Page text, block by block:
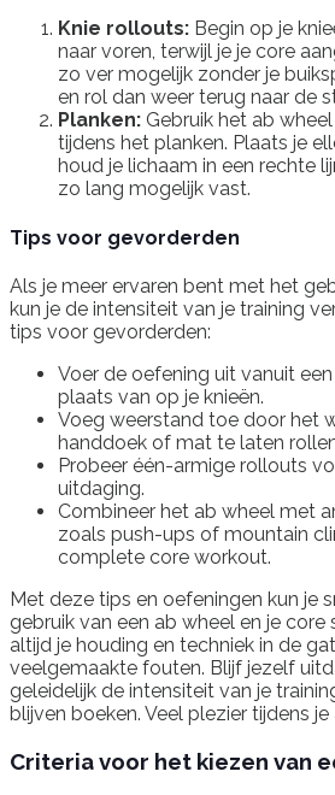
Knie rollouts: Begin op je
naar voren, terwijl je je core
zo ver mogelijk zonder je
en rol dan weer terug naar de
Planken: Gebruik het ab
tijdens het planken. Plaats je
houd je lichaam in een rechte
zo lang mogelijk vast.
Tips voor gevorderden
Als je meer ervaren bent met het
kun je de intensiteit van je training
tips voor gevorderden:
Voer de oefening uit vanuit
plaats van op je knieën.
Voeg weerstand toe door het
handdoek of mat te laten
Probeer één-armige rollouts
uitdaging.
Combineer het ab wheel met
zoals push-ups of mountain
complete core workout.
Met deze tips en oefeningen kun je
gebruik van een ab wheel en je core
altijd je houding en techniek in de
veelgemaakte fouten. Blijf jezelf
geleidelijk de intensiteit van je
blijven boeken. Veel plezier tijdens
Criteria voor het kiezen van